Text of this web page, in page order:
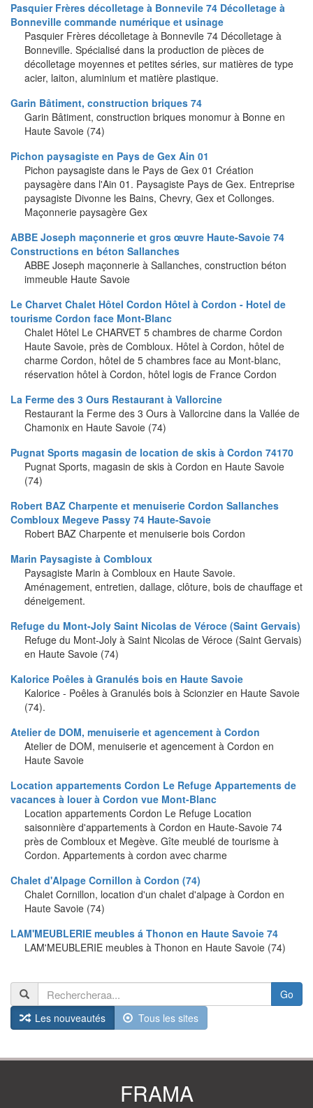
Pasquier Frères décolletage à Bonnevile 74 Décolletage à
Bonneville commande numérique et usinage
Pasquier Frères décolletage à Bonnevile 74 Décolletage à
Bonneville. Spécialisé dans la production de pièces de
décolletage moyennes et petites séries, sur matières de type
acier, laiton, aluminium et matière plastique.
Garin Bâtiment, construction briques 74
Garin Bâtiment, construction briques monomur à Bonne en
Haute Savoie (74)
Pichon paysagiste en Pays de Gex Ain 01
Pichon paysagiste dans le Pays de Gex 01 Création
paysagère dans l'Ain 01. Paysagiste Pays de Gex. Entreprise
paysagiste Divonne les Bains, Chevry, Gex et Collonges.
Maçonnerie paysagère Gex
ABBE Joseph maçonnerie et gros œuvre Haute-Savoie 74
Constructions en béton Sallanches
ABBE Joseph maçonnerie à Sallanches, construction béton
immeuble Haute Savoie
Le Charvet Chalet Hôtel Cordon Hôtel à Cordon - Hotel de
tourisme Cordon face Mont-Blanc
Chalet Hôtel Le CHARVET 5 chambres de charme Cordon
Haute Savoie, près de Combloux. Hôtel à Cordon, hôtel de
charme Cordon, hôtel de 5 chambres face au Mont-blanc,
réservation hôtel à Cordon, hôtel logis de France Cordon
La Ferme des 3 Ours Restaurant à Vallorcine
Restaurant la Ferme des 3 Ours à Vallorcine dans la Vallée de
Chamonix en Haute Savoie (74)
Pugnat Sports magasin de location de skis à Cordon 74170
Pugnat Sports, magasin de skis à Cordon en Haute Savoie
(74)
Robert BAZ Charpente et menuiserie Cordon Sallanches
Combloux Megeve Passy 74 Haute-Savoie
Robert BAZ Charpente et menuiserie bois Cordon
Marin Paysagiste à Combloux
Paysagiste Marin à Combloux en Haute Savoie.
Aménagement, entretien, dallage, clôture, bois de chauffage et
déneigement.
Refuge du Mont-Joly Saint Nicolas de Véroce (Saint Gervais)
Refuge du Mont-Joly à Saint Nicolas de Véroce (Saint Gervais)
en Haute Savoie (74)
Kalorice Poêles à Granulés bois en Haute Savoie
Kalorice - Poêles à Granulés bois à Scionzier en Haute Savoie
(74).
Atelier de DOM, menuiserie et agencement à Cordon
Atelier de DOM, menuiserie et agencement à Cordon en
Haute Savoie
Location appartements Cordon Le Refuge Appartements de
vacances à louer à Cordon vue Mont-Blanc
Location appartements Cordon Le Refuge Location
saisonnière d'appartements à Cordon en Haute-Savoie 74
près de Combloux et Megève. Gîte meublé de tourisme à
Cordon. Appartements à cordon avec charme
Chalet d'Alpage Cornillon à Cordon (74)
Chalet Cornillon, location d'un chalet d'alpage à Cordon en
Haute Savoie (74)
LAM'MEUBLERIE meubles á Thonon en Haute Savoie 74
LAM'MEUBLERIE meubles à Thonon en Haute Savoie (74)
Go
Les nouveautés
Tous les sites
FRAMA